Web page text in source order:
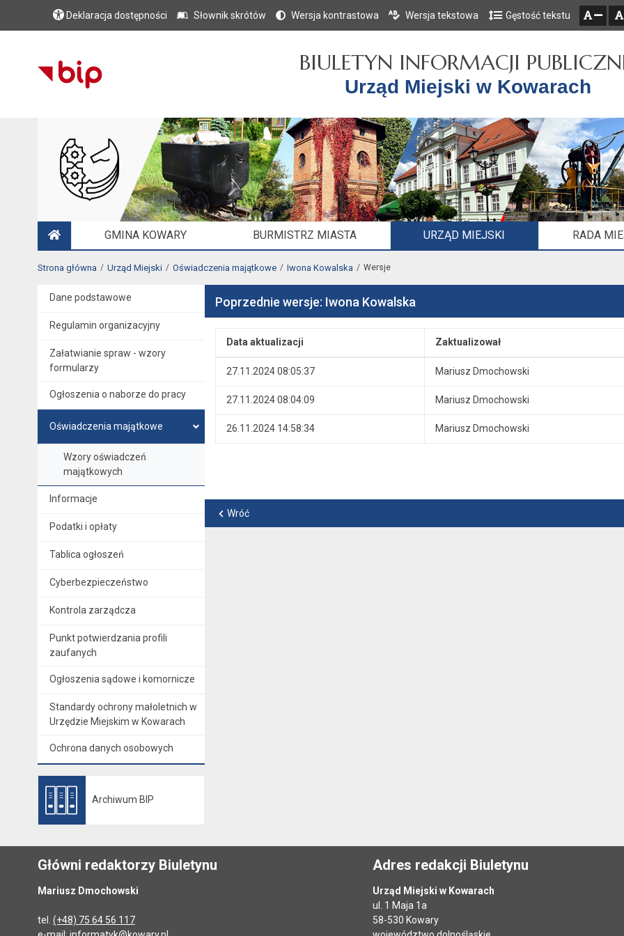
Przejdź do głównego menu
Przejdź do treści
Przejdź do mapy serwisu
Deklaracja dostępności Słownik skrótów Wersja kontrastowa Wersja tekstowa Gęstość tekstu
BIULETYN INFORMACJI
Urząd Miejski w Kowarach
GMINA KOWARY BURMISTRZ MIASTA URZĄD MIEJSKI RADA
Strona główna Urząd Miejski Oświadczenia majątkowe Iwona Kowalska Wersje
Dane podstawowe
Regulamin organizacyjny
Załatwianie spraw - wzory
formularzy
Ogłoszenia o naborze do pracy
Oświadczenia majątkowe
Wzory oświadczeń
majątkowych
Informacje
Podatki i opłaty
Tablica ogłoszeń
Cyberbezpieczeństwo
Kontrola zarządcza
Punkt potwierdzania profili
zaufanych
Ogłoszenia sądowe i komornicze
Standardy ochrony małoletnich w
Urzędzie Miejskim w Kowarach
Ochrona danych osobowych
Archiwum BIP
Poprzednie wersje: Iwona Kowalska
Data aktualizacji Zaktualizował
27.11.2024 08:05:37 Mariusz Dmochowski
27.11.2024 08:04:09 Mariusz Dmochowski
26.11.2024 14:58:34 Mariusz Dmochowski
Wróć
Główni redaktorzy Biuletynu
Mariusz Dmochowski
tel. (+48) 75 64 56 117
Adres redakcji Biuletynu
Urząd Miejski w Kowarach
ul. 1 Maja 1a
58-530 Kowary